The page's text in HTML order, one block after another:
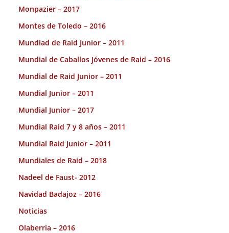
Monpazier – 2017
Montes de Toledo – 2016
Mundiad de Raid Junior – 2011
Mundial de Caballos Jóvenes de Raid – 2016
Mundial de Raid Junior – 2011
Mundial Junior – 2011
Mundial Junior – 2017
Mundial Raid 7 y 8 años – 2011
Mundial Raid Junior – 2011
Mundiales de Raid – 2018
Nadeel de Faust- 2012
Navidad Badajoz – 2016
Noticias
Olaberria – 2016